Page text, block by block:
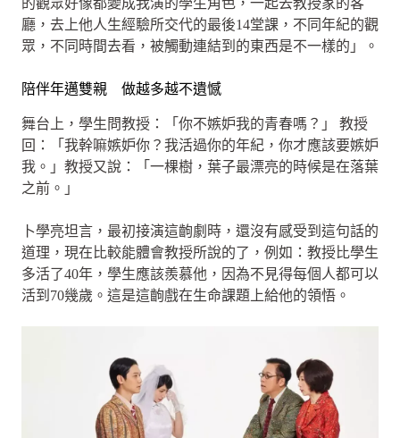
的觀眾好像都變成我演的學生角色，一起去教授家的客
廳，去上他人生經驗所交代的最後14堂課，不同年紀的觀
眾，不同時間去看，被觸動連結到的東西是不一樣的」。
陪伴年邁雙親 做越多越不遺憾
舞台上，學生問教授：「你不嫉妒我的青春嗎？」 教授
回：「我幹嘛嫉妒你？我活過你的年紀，你才應該要嫉妒
我。」教授又說：「一棵樹，葉子最漂亮的時候是在落葉
之前。」
卜學亮坦言，最初接演這齣劇時，還沒有感受到這句話的
道理，現在比較能體會教授所說的了，例如：教授比學生
多活了40年，學生應該羨慕他，因為不見得每個人都可以
活到70幾歲。這是這齣戲在生命課題上給他的領悟。